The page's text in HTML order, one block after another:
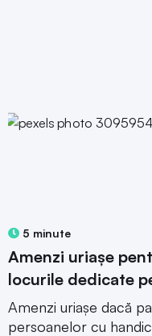
5 minute
Amenzi uriașe
locurile dedicate
Amenzi uriașe dacă
persoanelor cu